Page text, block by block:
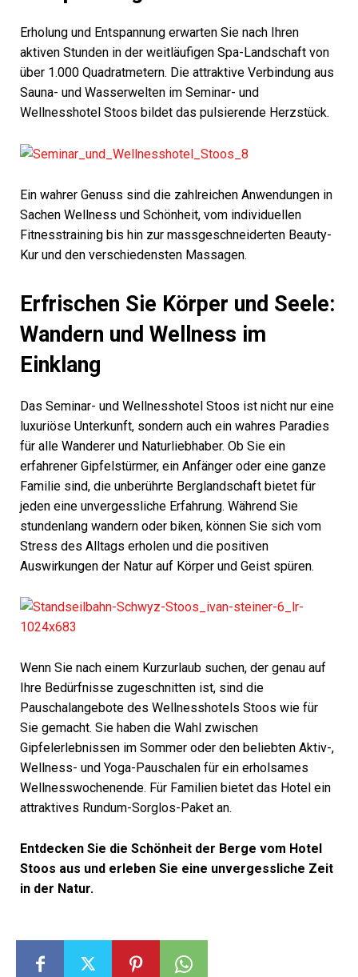
Erholung und Entspannung erwarten Sie nach Ihren
aktiven Stunden in der weitläufigen Spa-Landschaft von
über 1.000 Quadratmetern. Die attraktive Verbindung aus
Sauna- und Wasserwelten im Seminar- und
Wellnesshotel Stoos bildet das pulsierende Herzstück.
Ein wahrer Genuss sind die zahlreichen Anwendungen in
Sachen Wellness und Schönheit, vom individuellen
Fitnesstraining bis hin zur massgeschneiderten Beauty-
Kur und den verschiedensten Massagen.
Erfrischen Sie Körper und Seele:
Wandern und Wellness im
Einklang
Das Seminar- und Wellnesshotel Stoos ist nicht nur eine
luxuriöse Unterkunft, sondern auch ein wahres Paradies
für alle Wanderer und Naturliebhaber. Ob Sie ein
erfahrener Gipfelstürmer, ein Anfänger oder eine ganze
Familie sind, die unberührte Berglandschaft bietet für
jeden eine unvergessliche Erfahrung. Während Sie
stundenlang wandern oder biken, können Sie sich vom
Stress des Alltags erholen und die positiven
Auswirkungen der Natur auf Körper und Geist spüren.
Wenn Sie nach einem Kurzurlaub suchen, der genau auf
Ihre Bedürfnisse zugeschnitten ist, sind die
Pauschalangebote des Wellnesshotels Stoos wie für
Sie gemacht. Sie haben die Wahl zwischen
Gipfelerlebnissen im Sommer oder den beliebten Aktiv-,
Wellness- und Yoga-Pauschalen für ein erholsames
Wellnesswochenende. Für Familien bietet das Hotel ein
attraktives Rundum-Sorglos-Paket an.
Entdecken Sie die Schönheit der Berge vom Hotel
Stoos aus und erleben Sie eine unvergessliche Zeit
in der Natur.